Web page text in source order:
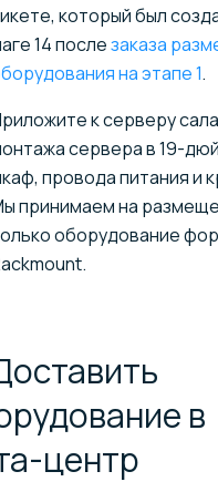
который был
14 послезаказа
на этапе 1.
к серверу
сервера в 19-
провода питания и
принимаем на
оборудование
в
центр